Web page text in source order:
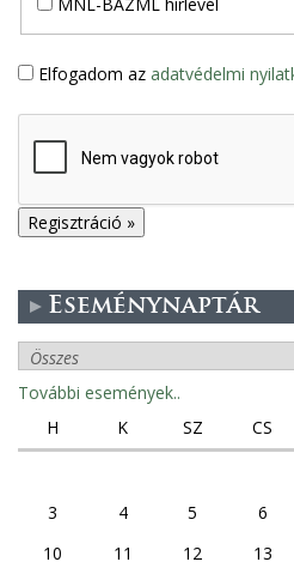
Elfogadom az adatvédelmi
Eseménynaptár
További események..
H
K SZ CS
3
4 5 6
10
11 12 13